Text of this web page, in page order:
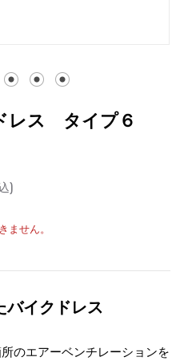
レス タイプ６
)
ません。
バイクドレス
のエアーベンチレーションを